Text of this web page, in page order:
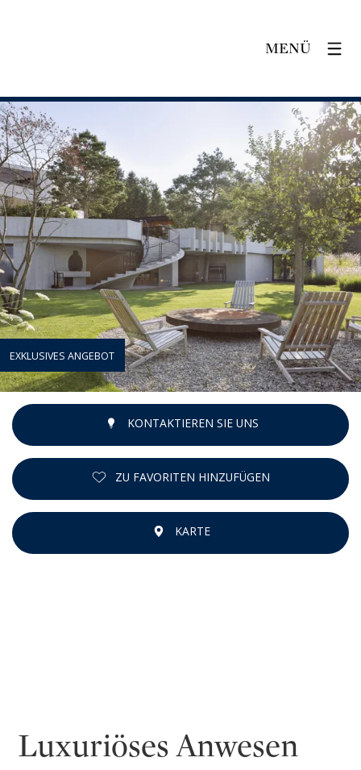
MENÜ
EXKLUSIVES ANGEBOT
KONTAKTIEREN SIE UNS
ZU FAVORITEN HINZUFÜGEN
KARTE
Luxuriöses Anwesen